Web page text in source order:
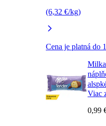
(6,32 €/kg)
Cena je platná do
Viac
0,99